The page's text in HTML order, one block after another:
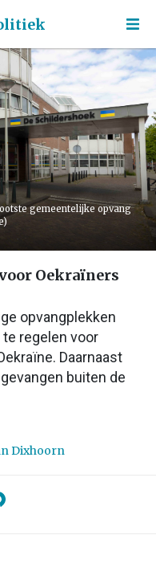
gemeentelijke opvang
Oekraïners
opvangplekken
regelen voor
Daarnaast
buiten de
Dixhoorn